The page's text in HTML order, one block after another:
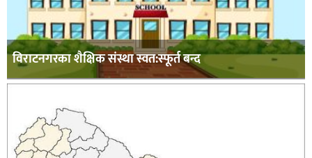
विराटनगरका शैक्षिक संस्था स्वत:स्फूर्त बन्द